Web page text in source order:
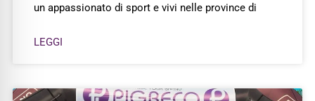
un appassionato di sport e vivi nelle province di
LEGGI